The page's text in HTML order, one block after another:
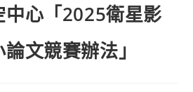
中心「2025衛星影
文競賽辦法」